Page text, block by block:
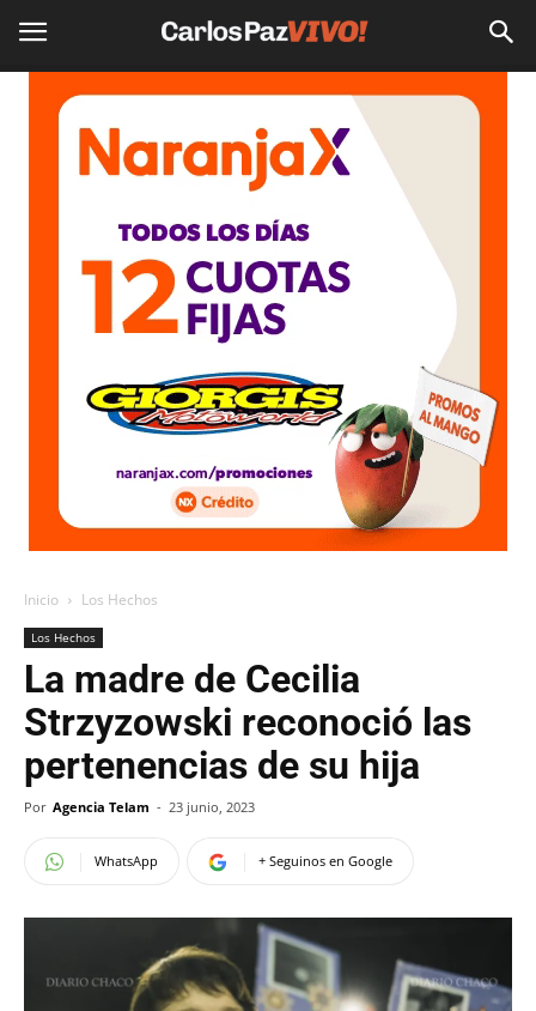
Inicio Los Hechos
Los Hechos
La madre de Cecilia
Strzyzowski reconoció las
pertenencias de su hija
Por Agencia Telam - 23 junio, 2023
WhatsApp + Seguinos en Google